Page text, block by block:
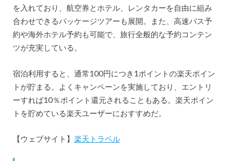
を入れており、航空券とホテル、レンタカーを自由に組み
合わせできるパッケージツアーも展開。また、高速バス予
約や海外ホテル予約も可能で、旅行全般的な予約コンテン
ツが充実している。
宿泊利用すると、通常100円につき1ポイントの楽天ポイン
トが貯まる。よくキャンペーンを実施しており、エントリ
ーすれば10％ポイント還元されることもある。楽天ポイン
トを貯めている楽天ユーザーにおすすめだ。
【ウェブサイト】 楽天トラベル